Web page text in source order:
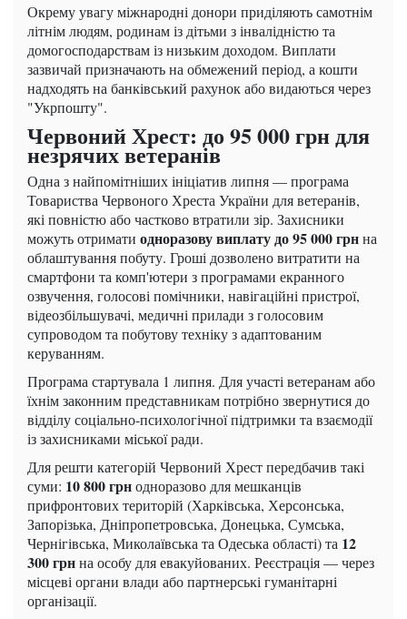
Окрему увагу міжнародні донори приділяють самотнім
літнім людям, родинам із дітьми з інвалідністю та
домогосподарствам із низьким доходом. Виплати
зазвичай призначають на обмежений період, а кошти
надходять на банківський рахунок або видаються через
"Укрпошту".
Червоний Хрест: до 95 000 грн для
незрячих ветеранів
Одна з найпомітніших ініціатив липня — програма
Товариства Червоного Хреста України для ветеранів,
які повністю або частково втратили зір. Захисники
можуть отримати одноразову виплату до 95 000 грнна
облаштування побуту. Гроші дозволено витратити на
смартфони та комп'ютери з програмами екранного
озвучення, голосові помічники, навігаційні пристрої,
відеозбільшувачі, медичні прилади з голосовим
супроводом та побутову техніку з адаптованим
керуванням.
Програма стартувала 1 липня. Для участі ветеранам або
їхнім законним представникам потрібно звернутися до
відділу соціально-психологічної підтримки та взаємодії
із захисниками міської ради.
Для решти категорій Червоний Хрест передбачив такі
суми: 10 800 грнодноразово для мешканців
прифронтових територій (Харківська, Херсонська,
Запорізька, Дніпропетровська, Донецька, Сумська,
Чернігівська, Миколаївська та Одеська області) та 12
300 грнна особу для евакуйованих. Реєстрація — через
місцеві органи влади або партнерські гуманітарні
організації.